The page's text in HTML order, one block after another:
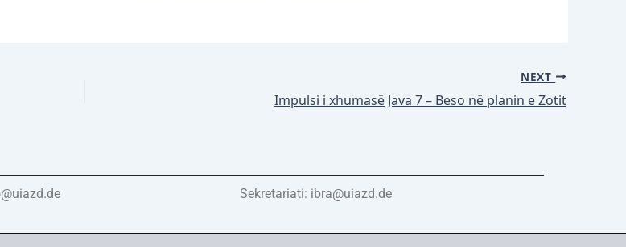
NEXT
Impulsi i xhumasë Java 7 – Beso në planin e Zotit
Sekretariati: ibra@uiazd.de